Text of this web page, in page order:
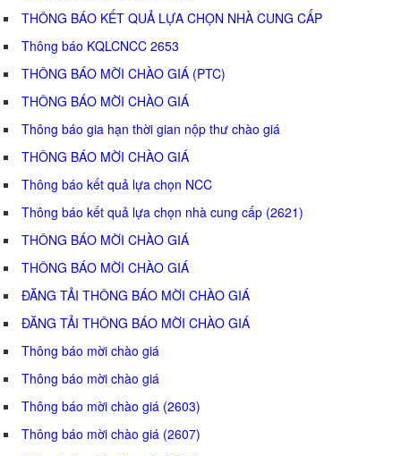
THÔNG BÁO KẾT QUẢ LỰA CHỌN NHÀ CUNG CẤP
Thông báo KQLCNCC 2653
THÔNG BÁO MỜI CHÀO GIÁ (PTC)
THÔNG BÁO MỜI CHÀO GIÁ
Thông báo gia hạn thời gian nộp thư chào giá
THÔNG BÁO MỜI CHÀO GIÁ
Thông báo kết quả lựa chọn NCC
Thông báo kết quả lựa chọn nhà cung cấp (2621)
THÔNG BÁO MỜI CHÀO GIÁ
THÔNG BÁO MỜI CHÀO GIÁ
ĐĂNG TẢI THÔNG BÁO MỜI CHÀO GIÁ
ĐĂNG TẢI THÔNG BÁO MỜI CHÀO GIÁ
Thông báo mời chào giá
Thông báo mời chào giá
Thông báo mời chào giá (2603)
Thông báo mời chào giá (2607)